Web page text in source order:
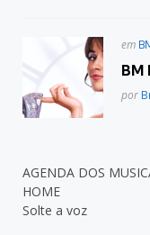
em
BM
por
AGENDA DOS
HOME
Solte a voz